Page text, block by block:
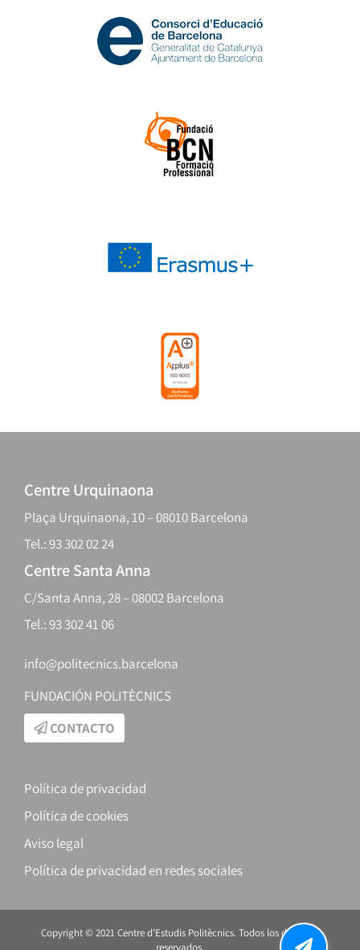
Centre Urquinaona
Plaça Urquinaona, 10 – 08010 Barcelona
Tel.: 93 302 02 24
Centre Santa Anna
C/Santa Anna, 28 – 08002 Barcelona
Tel.: 93 302 41 06
info@politecnics.barcelona
FUNDACIÓN POLITÈCNICS
CONTACTO
Política de privacidad
Política de cookies
Aviso legal
Política de privacidad en redes sociales
Copyright © 2021 Centre d’Estudis Politècnics. Todos los derechos
reservados.